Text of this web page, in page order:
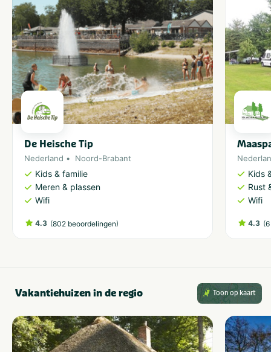
De Heische Tip
Nederland Noord-Brabant
Kids & familie
Meren & plassen
Wifi
4.3 (802 beoordelingen)
Kids
Rust
Wifi
4.3 (
Vakantiehuizen in de regio Toon op kaart